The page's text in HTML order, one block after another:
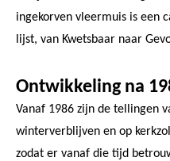
ingekorven vleermuis is een
lijst, van Kwetsbaar naar
Ontwikkeling na
Vanaf 1986 zijn de tellingen
winterverblijven en op
zodat er vanaf die tijd